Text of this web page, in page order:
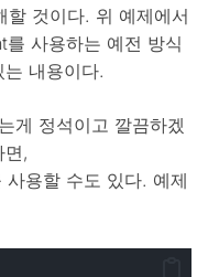
것이다. 위 예제에서
사용하는 예전 방식
내용이다.
게 정석이고 깔끔하겠
면,
용할 수도 있다. 예제